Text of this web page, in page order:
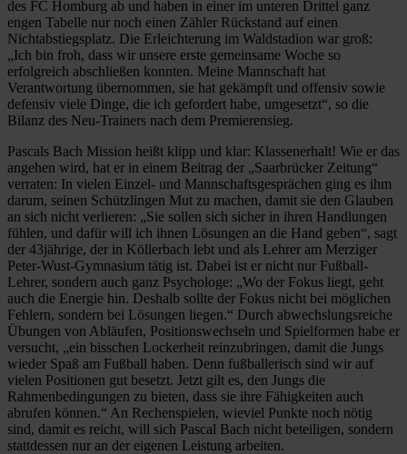
des FC Homburg ab und haben in einer im unteren Drittel ganz
engen Tabelle nur noch einen Zähler Rückstand auf einen
Nichtabstiegsplatz. Die Erleichterung im Waldstadion war groß:
„Ich bin froh, dass wir unsere erste gemeinsame Woche so
erfolgreich abschließen konnten. Meine Mannschaft hat
Verantwortung übernommen, sie hat gekämpft und offensiv sowie
defensiv viele Dinge, die ich gefordert habe, umgesetzt“, so die
Bilanz des Neu-Trainers nach dem Premierensieg.
Pascals Bach Mission heißt klipp und klar: Klassenerhalt! Wie er das
angehen wird, hat er in einem Beitrag der „Saarbrücker Zeitung“
verraten: In vielen Einzel- und Mannschaftsgesprächen ging es ihm
darum, seinen Schützlingen Mut zu machen, damit sie den Glauben
an sich nicht verlieren: „Sie sollen sich sicher in ihren Handlungen
fühlen, und dafür will ich ihnen Lösungen an die Hand geben“, sagt
der 43jährige, der in Köllerbach lebt und als Lehrer am Merziger
Peter-Wust-Gymnasium tätig ist. Dabei ist er nicht nur Fußball-
Lehrer, sondern auch ganz Psychologe: „Wo der Fokus liegt, geht
auch die Energie hin. Deshalb sollte der Fokus nicht bei möglichen
Fehlern, sondern bei Lösungen liegen.“ Durch abwechslungsreiche
Übungen von Abläufen, Positionswechseln und Spielformen habe er
versucht, „ein bisschen Lockerheit reinzubringen, damit die Jungs
wieder Spaß am Fußball haben. Denn fußballerisch sind wir auf
vielen Positionen gut besetzt. Jetzt gilt es, den Jungs die
Rahmenbedingungen zu bieten, dass sie ihre Fähigkeiten auch
abrufen können.“ An Rechenspielen, wieviel Punkte noch nötig
sind, damit es reicht, will sich Pascal Bach nicht beteiligen, sondern
stattdessen nur an der eigenen Leistung arbeiten.